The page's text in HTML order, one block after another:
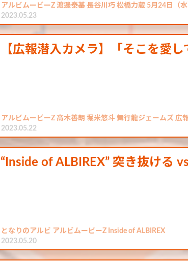
アルビムービーZ 渡邊泰基 長谷川巧 松橋力蔵 5月24日（
2023.05.23
【広報潜入カメラ】「そこを愛し
アルビムービーZ 高木善朗 堀米悠斗 舞行龍ジェームズ 広
2023.05.22
“Inside of ALBIREX” 突き抜ける
となりのアルビ アルビムービーZ Inside of ALBIREX
2023.05.20